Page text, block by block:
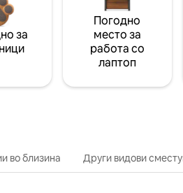
за
Погодно
место за
работа со
лаптоп
во близина Други видови